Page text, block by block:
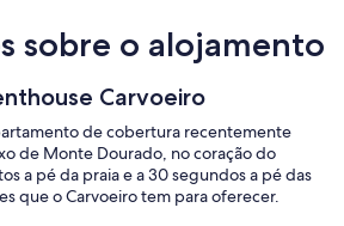
sobre o alojamento
Carvoeiro
de cobertura recentemente
de Monte Dourado, no coração do
a pé da praia e a 30 segundos a pé das
que o Carvoeiro tem para oferecer.